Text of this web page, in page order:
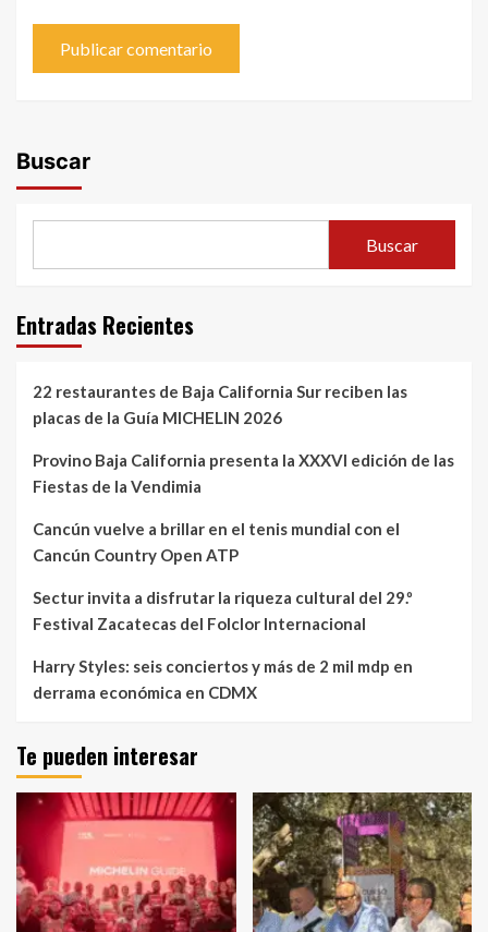
Buscar
Buscar
Entradas Recientes
22 restaurantes de Baja California Sur reciben las
placas de la Guía MICHELIN 2026
Provino Baja California presenta la XXXVI edición de las
Fiestas de la Vendimia
Cancún vuelve a brillar en el tenis mundial con el
Cancún Country Open ATP
Sectur invita a disfrutar la riqueza cultural del 29.º
Festival Zacatecas del Folclor Internacional
Harry Styles: seis conciertos y más de 2 mil mdp en
derrama económica en CDMX
Te pueden interesar